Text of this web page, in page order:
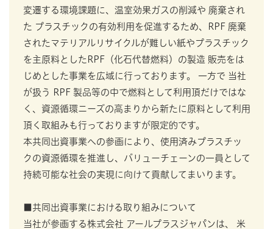
変遷する環境課題に、温室効果ガスの削減や 廃棄され
た プラスチックの有効利用を促進するため、RPF 廃棄
されたマテリアルリサイクルが難しい紙やプラスチック
を主原料としたRPF（化石代替燃料）の製造 販売をは
じめとした事業を広域に行っております。 一方で 当社
が扱う RPF 製品等の中で燃料として利用頂だけではな
く、資源循環ニーズの高まりから新たに原料として利用
頂く取組みも行っておりますが限定的です。
本共同出資事業への参画により、使用済みプラスチッ
クの資源循環を推進し、バリューチェーンの一員として
持続可能な社会の実現に向けて貢献してまいります。
■共同出資事業における取り組みについて
当社が参画する株式会社 アールプラスジャパンは、 米